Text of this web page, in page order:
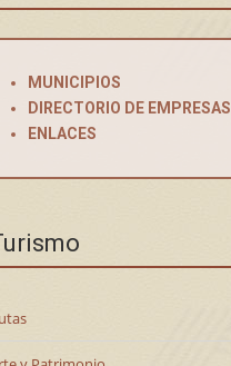
MUNICIPIOS
DIRECTORIO DE EMPRESAS
ENLACES